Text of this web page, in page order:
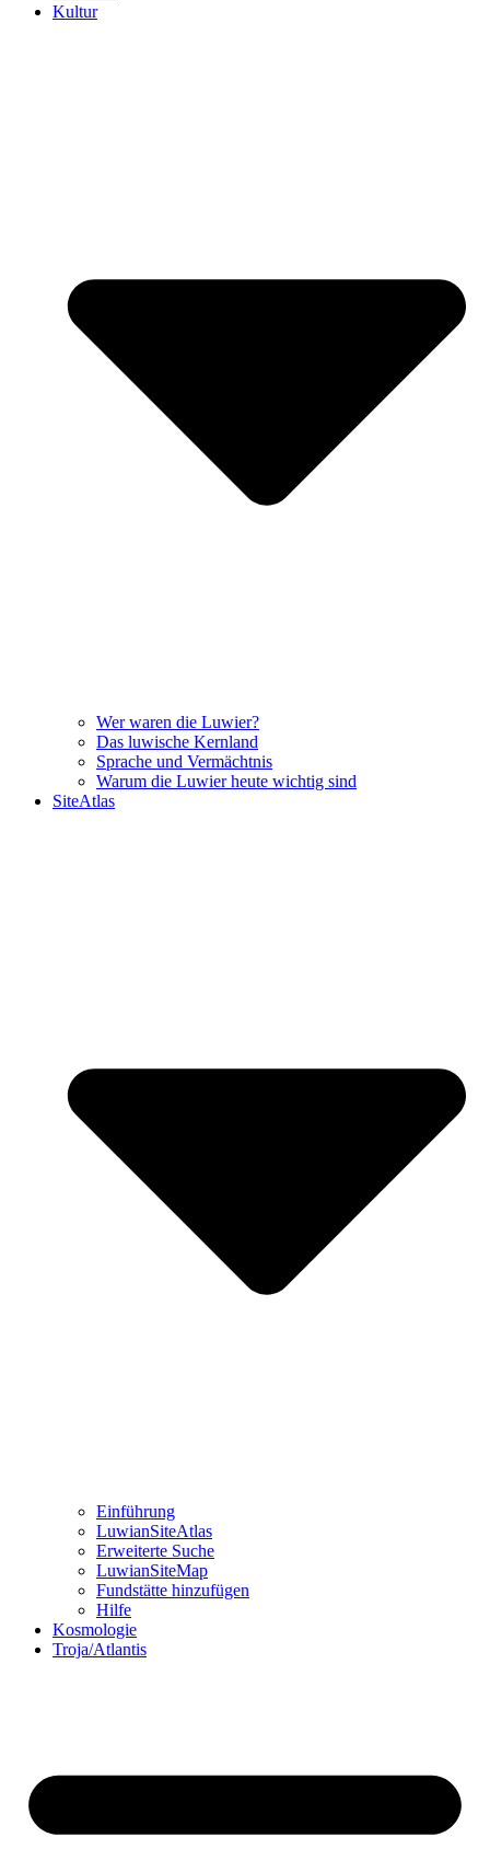
Kultur
Wer waren die Luwier?
Das luwische Kernland
Sprache und Vermächtnis
Warum die Luwier heute wichtig sind
SiteAtlas
Einführung
LuwianSiteAtlas
Erweiterte Suche
LuwianSiteMap
Fundstätte hinzufügen
Hilfe
Kosmologie
Troja/Atlantis